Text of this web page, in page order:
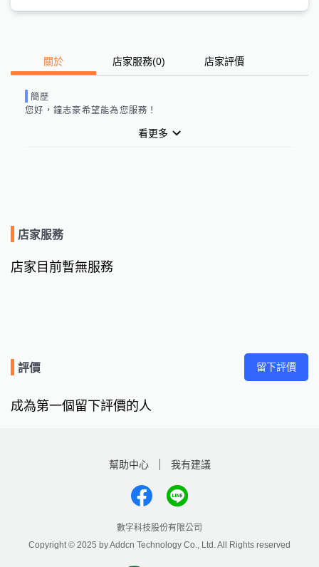
關於 店家服務(0) 店家評價
簡歷
您好， 鐘志豪希望能為您服務！
看更多
店家服務
店家目前暫無服務
評價 留下評價
成為第一個留下評價的人
幫助中心 我有建議
數字科技股份有限公司
Copyright © 2025 by Addcn Technology Co., Ltd. All Rights reserved